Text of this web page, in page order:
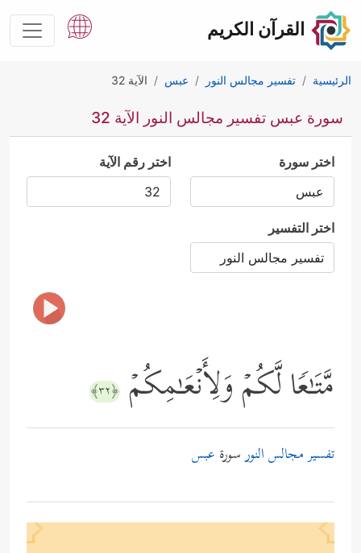
القرآن الكريم
الرئيسية تفسير مجالس النور عبس الآية 32
سورة عبس تفسير مجالس النور الآية 32
اختر سورة اختر رقم الآية
اختر التفسير
مَّتَـٰعࣰا لَّكُمۡ وَلِأَنۡعَـٰمِكُمۡ ﴿٣٢﴾
تفسير مجالس النورسورة عبس